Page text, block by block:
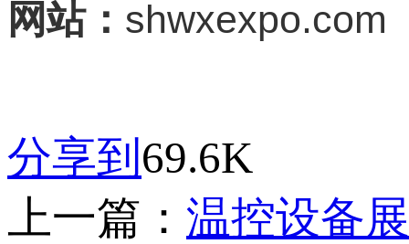
网站： shwxexpo.com
分享到 69.6K
上一篇： 温控设备